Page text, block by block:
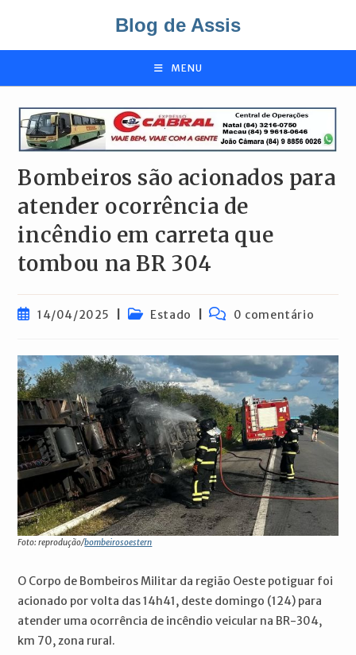
o
Blog de Assis
MENU
Bombeiros são acionados para
atender ocorrência de
incêndio em carreta que
tombou na BR 304
Post14/04/2025
Categoria
Estado
Comentários
0 comentário
Foto: reprodução/bombeirosoestern
O Corpo de Bombeiros Militar da região Oeste potiguar foi
acionado por volta das 14h41, deste domingo (124) para
atender uma ocorrência de incêndio veicular na BR-304,
km 70, zona rural.